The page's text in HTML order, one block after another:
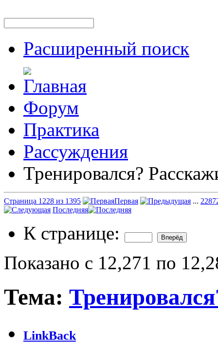
Расширенный поиск
Форум
Практика
Рассуждения
Тренировался?
Страница 1228 из 1395 Первая ... 228
Последняя
К странице:
Показано с 12,271 по
Тема:
LinkBack